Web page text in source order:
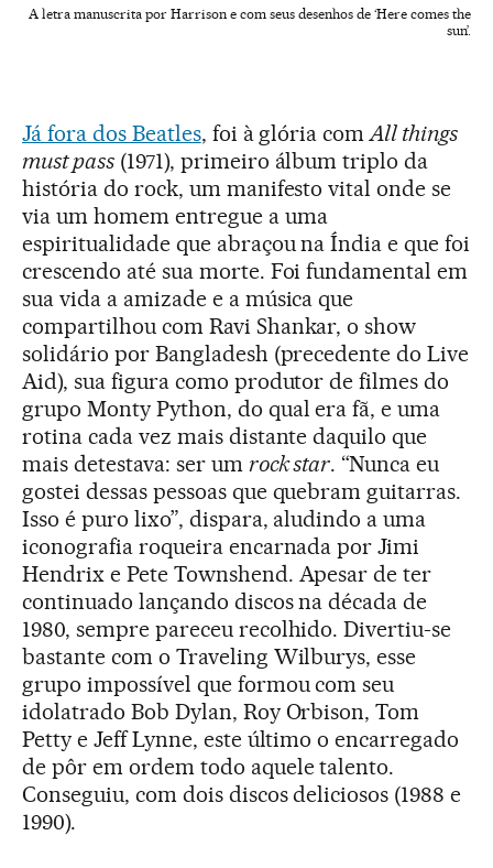
A letra manuscrita por Harrison e com seus desenhos de ‘Here comes the
sun’.
Já fora dos Beatles, foi à glória comAll things
must pass(1971), primeiro álbum triplo da
história do rock, um manifesto vital onde se
via um homem entregue a uma
espiritualidade que abraçou na Índia e que foi
crescendo até sua morte. Foi fundamental em
sua vida a amizade e a música que
compartilhou com Ravi Shankar, o show
solidário por Bangladesh (precedente do Live
Aid), sua figura como produtor de filmes do
grupo Monty Python, do qual era fã, e uma
rotina cada vez mais distante daquilo que
mais detestava: ser um rock star. “Nunca eu
gostei dessas pessoas que quebram guitarras.
Isso é puro lixo”, dispara, aludindo a uma
iconografia roqueira encarnada por Jimi
Hendrix e Pete Townshend. Apesar de ter
continuado lançando discos na década de
1980, sempre pareceu recolhido. Divertiu-se
bastante com o Traveling Wilburys, esse
grupo impossível que formou com seu
idolatrado Bob Dylan, Roy Orbison, Tom
Petty e Jeff Lynne, este último o encarregado
de pôr em ordem todo aquele talento.
Conseguiu, com dois discos deliciosos (1988 e
1990).